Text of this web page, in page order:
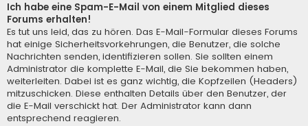
Ich habe eine Spam-E-Mail von einem Mitglied dieses
Forums erhalten!
Es tut uns leid, das zu hören. Das E-Mail-Formular dieses Forums
hat einige Sicherheitsvorkehrungen, die Benutzer, die solche
Nachrichten senden, identifizieren sollen. Sie sollten einem
Administrator die komplette E-Mail, die Sie bekommen haben,
weiterleiten. Dabei ist es ganz wichtig, die Kopfzeilen (Headers)
mitzuschicken. Diese enthalten Details über den Benutzer, der
die E-Mail verschickt hat. Der Administrator kann dann
entsprechend reagieren.